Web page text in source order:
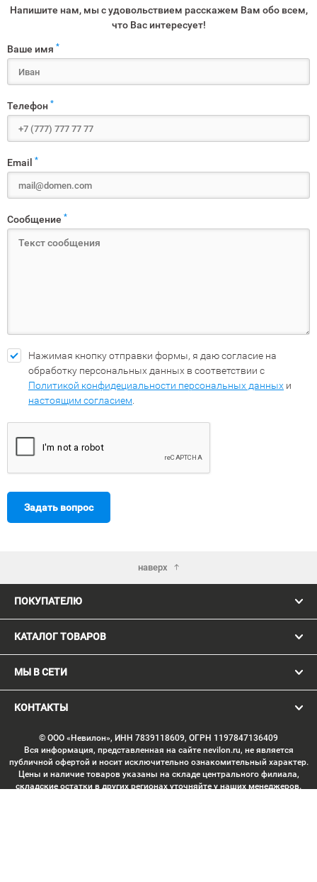
Напишите нам, мы с удовольствием расскажем Вам обо всем,
что Вас интересует!
Ваше имя *
Телефон *
Email *
Сообщение *
Нажимая кнопку отправки формы, я даю согласие на
обработку персональных данных в соответствии с
Политикой конфидециальности персональных данных и
настоящим согласием
Задать вопрос
наверх
ПОКУПАТЕЛЮ
КАТАЛОГ ТОВАРОВ
МЫ В СЕТИ
КОНТАКТЫ
© ООО «Невилон», ИНН 7839118609, ОГРН 1197847136409
Вся информация, представленная на сайте nevilon.ru, не является
публичной офертой и носит исключительно ознакомительный характер.
Цены и наличие товаров указаны на складе центрального филиала,
складские остатки в других регионах уточняйте у наших менеджеров.